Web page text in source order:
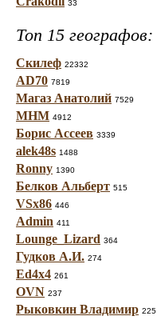
33
Топ 15 географов:
Скилеф 22332
AD70 7819
Магаз Анатолий 7529
МНМ 4912
Борис Ассеев 3339
alek48s 1488
Ronny 1390
Белков Альберт 515
VSx86 446
Admin 411
Lounge_Lizard 364
Гудков А.И. 274
Ed4x4 261
OVN 237
Рыковкин Владимир 225